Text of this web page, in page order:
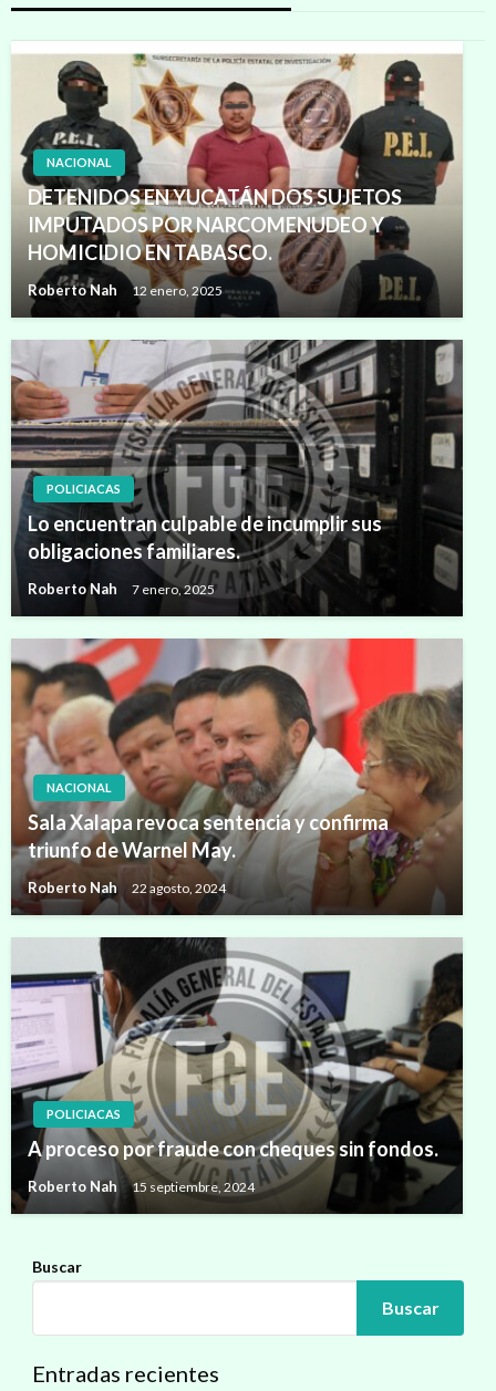
NACIONAL
DETENIDOS EN YUCATÁN DOS SUJETOS
IMPUTADOS POR NARCOMENUDEO Y
HOMICIDIO EN TABASCO.
Roberto Nah 12 enero, 2025
POLICIACAS
Lo encuentran culpable de incumplir sus
obligaciones familiares.
Roberto Nah 7 enero, 2025
NACIONAL
Sala Xalapa revoca sentencia y confirma
triunfo de Warnel May.
Roberto Nah 22 agosto, 2024
POLICIACAS
A proceso por fraude con cheques sin fondos.
Roberto Nah 15 septiembre, 2024
Buscar
Buscar
Entradas recientes